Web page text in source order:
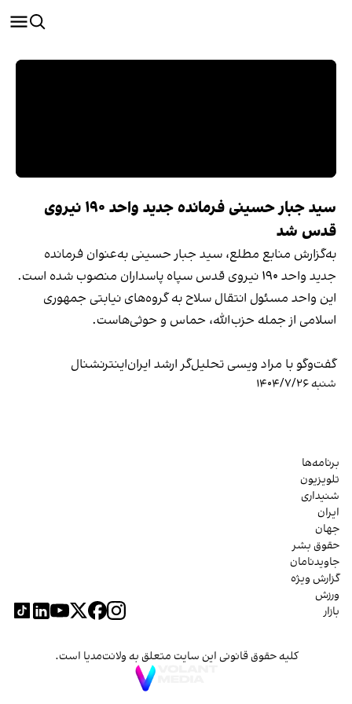
سید جبار حسینی فرمانده جدید واحد ۱۹۰ نیروی
قدس شد
به‌گزارش منابع مطلع، سید جبار حسینی به‌عنوان فرمانده
جدید واحد ۱۹۰ نیروی قدس سپاه پاسداران منصوب شده است.
این واحد مسئول انتقال سلاح به گروه‌های نیابتی جمهوری
اسلامی از جمله حزب‌الله، حماس و حوثی‌هاست.
گفت‌وگو با مراد ویسی تحلیل‌گر ارشد ایران‌اینترنشنال
شنبه ۱۴۰۴/۷/۲۶
برنامه‌ها
تلویزیون
شنیداری
ایران
جهان
حقوق بشر
جاویدنامان
گزارش ویژه
ورزش
بازار
کلیه حقوق قانونی این سایت متعلق به ولانت‌مدیا است.